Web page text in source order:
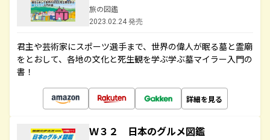
旅の図鑑
2023.02.24 発売
君主や芸術家にスポーツ選手まで、世界の偉人が眠る墓と霊廟
をとおして、各地の文化と死生観を学ぶ学ぶ墓マイラー入門の
書！
詳細を見る
Ｗ３２ 日本のグルメ図鑑